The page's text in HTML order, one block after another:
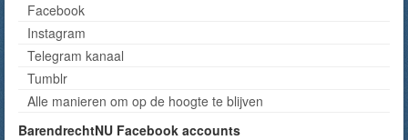
Facebook
Instagram
Telegram kanaal
Tumblr
Alle manieren om op de hoogte te blijven
BarendrechtNU Facebook accounts